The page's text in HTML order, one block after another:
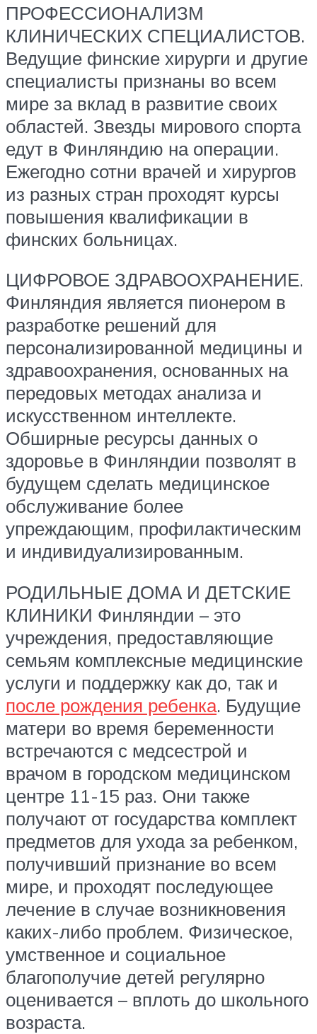
ПРОФЕССИОНАЛИЗМ
КЛИНИЧЕСКИХ СПЕЦИАЛИСТОВ.
Ведущие финские хирурги и другие
специалисты признаны во всем
мире за вклад в развитие своих
областей. Звезды мирового спорта
едут в Финляндию на операции.
Ежегодно сотни врачей и хирургов
из разных стран проходят курсы
повышения квалификации в
финских больницах.
ЦИФРОВОЕ ЗДРАВООХРАНЕНИЕ.
Финляндия является пионером в
разработке решений для
персонализированной медицины и
здравоохранения, основанных на
передовых методах анализа и
искусственном интеллекте.
Обширные ресурсы данных о
здоровье в Финляндии позволят в
будущем сделать медицинское
обслуживание более
упреждающим, профилактическим
и индивидуализированным.
РОДИЛЬНЫЕ ДОМА И ДЕТСКИЕ
КЛИНИКИ Финляндии – это
учреждения, предоставляющие
семьям комплексные медицинские
услуги и поддержку как до, так и
после рождения ребенка. Будущие
матери во время беременности
встречаются с медсестрой и
врачом в городском медицинском
центре 11-15 раз. Они также
получают от государства комплект
предметов для ухода за ребенком,
получивший признание во всем
мире, и проходят последующее
лечение в случае возникновения
каких-либо проблем. Физическое,
умственное и социальное
благополучие детей регулярно
оценивается – вплоть до школьного
возраста.